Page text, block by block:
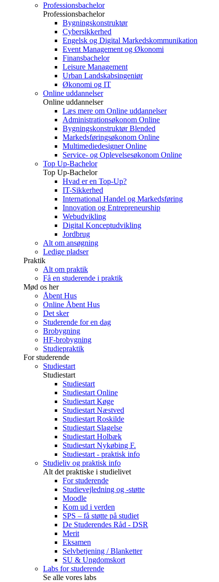
Professionsbachelor
Professionsbachelor
Bygningskonstruktør
Cybersikkerhed
Engelsk og Digital Markedskommunikation
Event Management og Økonomi
Finansbachelor
Leisure Management
Urban Landskabsingeniør
Økonomi og IT
Online uddannelser
Online uddannelser
Læs mere om Online uddannelser
Administrationsøkonom Online
Bygningskonstruktør Blended
Markedsføringsøkonom Online
Multimediedesigner Online
Service- og Oplevelsesøkonom Online
Top Up-Bachelor
Top Up-Bachelor
Hvad er en Top-Up?
IT-Sikkerhed
International Handel og Markedsføring
Innovation og Entrepreneurship
Webudvikling
Digital Konceptudvikling
Jordbrug
Alt om ansøgning
Ledige pladser
Praktik
Alt om praktik
Få en studerende i praktik
Mød os her
Åbent Hus
Online Åbent Hus
Det sker
Studerende for en dag
Brobygning
HF-brobygning
Studiepraktik
For studerende
Studiestart
Studiestart
Studiestart
Studiestart Online
Studiestart Køge
Studiestart Næstved
Studiestart Roskilde
Studiestart Slagelse
Studiestart Holbæk
Studiestart Nykøbing F.
Studiestart - praktisk info
Studieliv og praktisk info
Alt det praktiske i studielivet
For studerende
Studievejledning og -støtte
Moodle
Kom ud i verden
SPS – få støtte på studiet
De Studerendes Råd - DSR
Merit
Eksamen
Selvbetjening / Blanketter
SU & Ungdomskort
Labs for studerende
Se alle vores labs